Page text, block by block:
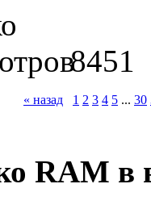
8451
« назад 1 2 3 4 5 ... 30
RAM